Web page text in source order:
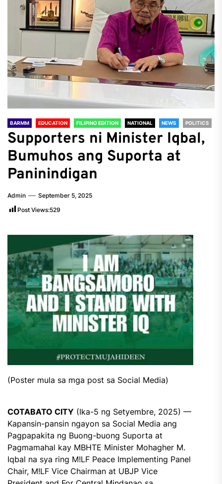
BARMM EDUCATION FILIPINO EDITION NATIONAL NEWS POLITICS
Supporters ni Minister Iqbal,
Bumuhos ang Suporta at
Paninindigan
Admin
September 5, 2025
Post Views:529
(Poster mula sa mga post sa Social Media)
COTABATO CITY (Ika-5 ng Setyembre, 2025) —
Kapansin-pansin ngayon sa Social Media ang
Pagpapakita ng Buong-buong Suporta at
Pagmamahal kay MBHTE Minister Mohagher M.
Iqbal na sya ring M!LF Peace Implementing Panel
Chair, M!LF Vice Chairman at UBJP Vice